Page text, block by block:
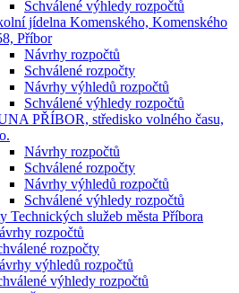
Schválené výhledy rozpočtů
jídelna Komenského, Komenského
Příbor
Návrhy rozpočtů
Schválené rozpočty
Návrhy výhledů rozpočtů
Schválené výhledy rozpočtů
PŘÍBOR, středisko volného času,
Návrhy rozpočtů
Schválené rozpočty
Návrhy výhledů rozpočtů
Schválené výhledy rozpočtů
Technických služeb města Příbora
rozpočtů
rozpočty
výhledů rozpočtů
výhledy rozpočtů